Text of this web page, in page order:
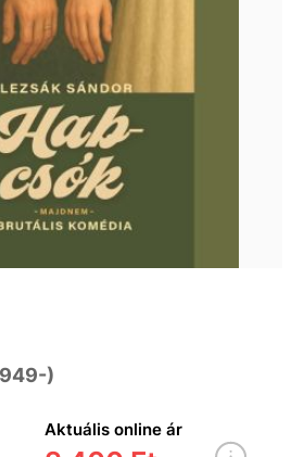
)
Aktuális online ár